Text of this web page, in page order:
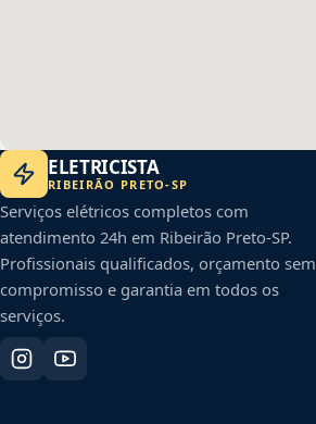
ELETRICISTA
RIBEIRÃO PRETO-SP
Serviços elétricos completos com
atendimento 24h em Ribeirão Preto-SP.
Profissionais qualificados, orçamento sem
compromisso e garantia em todos os
serviços.